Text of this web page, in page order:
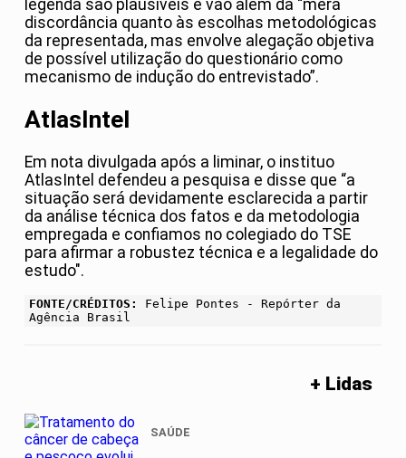
legenda são plausíveis e vão além da “mera
discordância quanto às escolhas metodológicas
da representada, mas envolve alegação objetiva
de possível utilização do questionário como
mecanismo de indução do entrevistado”.
AtlasIntel
Em nota divulgada após a liminar, o instituo
AtlasIntel defendeu a pesquisa e disse que “a
situação será devidamente esclarecida a partir
da análise técnica dos fatos e da metodologia
empregada e confiamos no colegiado do TSE
para afirmar a robustez técnica e a legalidade do
estudo".
FONTE/CRÉDITOS:
Felipe Pontes - Repórter da
Agência Brasil
+ Lidas
SAÚDE